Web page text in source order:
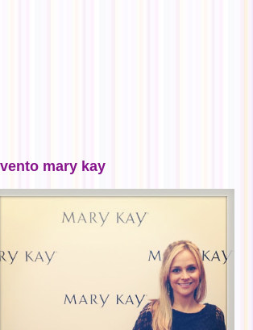
mary kay